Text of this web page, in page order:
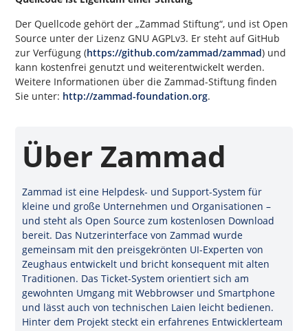
Der Quellcode gehört der „Zammad Stiftung“, und ist Open
Source unter der Lizenz GNU AGPLv3. Er steht auf GitHub
zur Verfügung (https://github.com/zammad/zammad) und
kann kostenfrei genutzt und weiterentwickelt werden.
Weitere Informationen über die Zammad-Stiftung finden
Sie unter: http://zammad-foundation.org.
Über Zammad
Zammad ist eine Helpdesk- und Support-System für
kleine und große Unternehmen und Organisationen –
und steht als Open Source zum kostenlosen Download
bereit. Das Nutzerinterface von Zammad wurde
gemeinsam mit den preisgekrönten UI-Experten von
Zeughaus entwickelt und bricht konsequent mit alten
Traditionen. Das Ticket-System orientiert sich am
gewohnten Umgang mit Webbrowser und Smartphone
und lässt auch von technischen Laien leicht bedienen.
Hinter dem Projekt steckt ein erfahrenes Entwicklerteam